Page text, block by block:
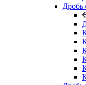
Дробь